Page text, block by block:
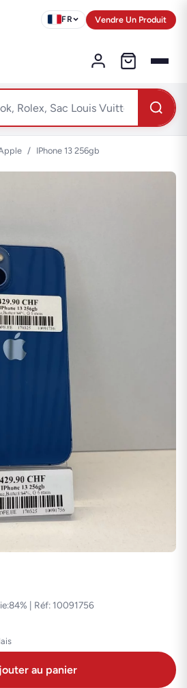
FR Vendre Un Produit
/ IPhone 13 256gb
| Réf: 10091756
au panier